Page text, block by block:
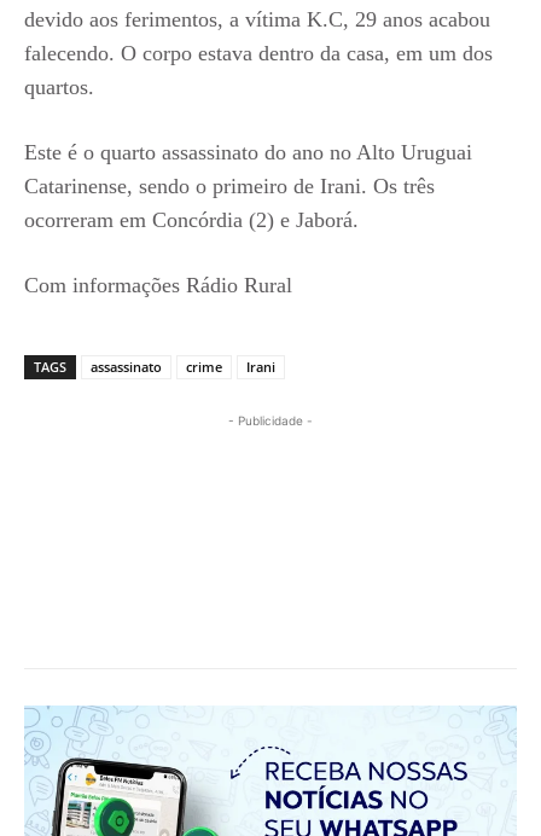
devido aos ferimentos, a vítima K.C, 29 anos acabou
falecendo. O corpo estava dentro da casa, em um dos
quartos.
Este é o quarto assassinato do ano no Alto Uruguai
Catarinense, sendo o primeiro de Irani. Os três
ocorreram em Concórdia (2) e Jaborá.
Com informações Rádio Rural
TAGS assassinato crime Irani
- Publicidade -